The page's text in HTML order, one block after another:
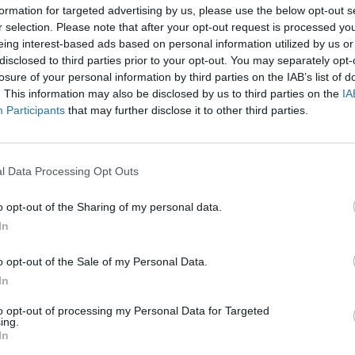
for targeted advertising by us, please use the below opt-out
selection. Please note that after your opt-out request is processed
interest-based ads based on personal information utilized by us
to third parties prior to your opt-out. You may separately
of your personal information by third parties on the IAB’s list of
This information may also be disclosed by us to third parties on the
Participants that may further disclose it to other third parties.
Data Processing Opt Outs
opt-out of the Sharing of my personal data.
opt-out of the Sale of my Personal Data.
opt-out of processing my Personal Data for Targeted
di Brero-Chirat-Longo-Carrera.
(44 coppie in lizza), ad esultare sono state, con i colori
Carlini, che hanno faticato (11-10) per prevalere sulle
(Tre Valli Villanova Mondovì). Bronzo per le friulane
Saluzzo (Traversa-Lingua). Per la Perotto, premiata con
i successi del 2015 e 2021.
per la precisione Rive d’Arcano, la 12a Targa Junior
2010, Riccardo e Tommaso Chittaro (Nuova Del Corno),
anche l’Auxilium Saluzzo (club che abdica dopo
Collet. Terza piazza per Enviese (Stefano e Micaela
Riconoscimento di mvp per Riccardo Chittaro,
i team stranieri. Diciassette
di Monaco, due a testa da Svizzera e Croazia, dodici dalla
partecipanti (anche sloveni ed argentini, oltre ai Paesi già
ma anche tanto lavoro per il
Maja, Antonio Satta, Marco Levaggi, Riccardo Pescetto,
e i piemontesi Davide Gallo e Claudio Marchisio.